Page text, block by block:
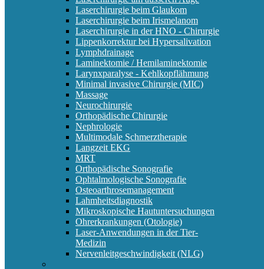
Laserchirurgie beim Glaukom
Laserchirurgie beim Irismelanom
Laserchirurgie in der HNO - Chirurgie
Lippenkorrektur bei Hypersalivation
Lymphdrainage
Laminektomie / Hemilaminektomie
Larynxparalyse - Kehlkopflähmung
Minimal invasive Chirurgie (MIC)
Massage
Neurochirurgie
Orthopädische Chirurgie
Nephrologie
Multimodale Schmerztherapie
Langzeit EKG
MRT
Orthopädische Sonografie
Ophtalmologische Sonografie
Osteoarthrosemanagement
Lahmheitsdiagnostik
Mikroskopische Hautuntersuchungen
Ohrerkrankungen (Otologie)
Laser-Anwendungen in der Tier-
Medizin
Nervenleitgeschwindigkeit (NLG)